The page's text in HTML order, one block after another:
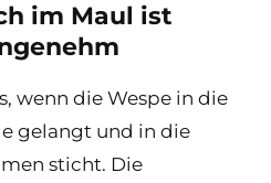
im Maul ist
wenn die Wespe in die
gelangt und in die
sticht. Die